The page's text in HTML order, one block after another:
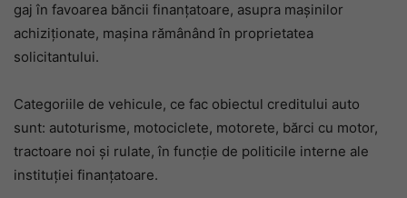
gaj în favoarea băncii finanțatoare, asupra mașinilor
achiziționate, mașina rămânând în proprietatea
solicitantului.
Categoriile de vehicule, ce fac obiectul creditului auto
sunt: autoturisme, motociclete, motorete, bărci cu motor,
tractoare noi și rulate, în funcție de politicile interne ale
instituției finanțatoare.